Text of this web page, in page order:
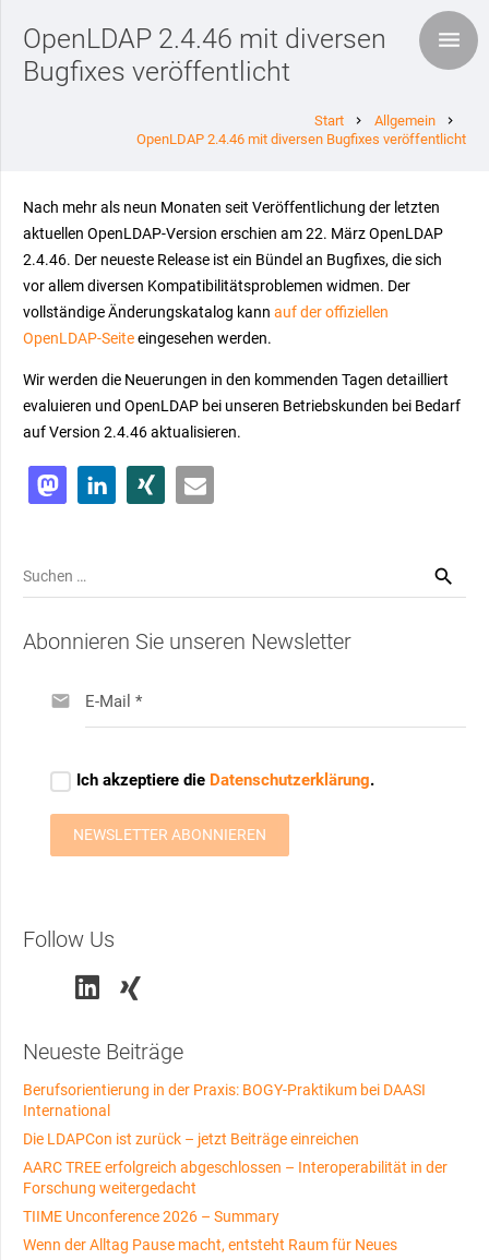
OpenLDAP 2.4.46 mit diversen
Bugfixes veröffentlicht
Start chevron_right Allgemein chevron_right
OpenLDAP 2.4.46 mit diversen Bugfixes veröffentlicht
Nach mehr als neun Monaten seit Veröffentlichung der letzten
aktuellen OpenLDAP-Version erschien am 22. März OpenLDAP
2.4.46. Der neueste Release ist ein Bündel an Bugfixes, die sich
vor allem diversen Kompatibilitätsproblemen widmen. Der
vollständige Änderungskatalog kann auf der offiziellen
OpenLDAP-Seiteeingesehen werden.
Wir werden die Neuerungen in den kommenden Tagen detailliert
evaluieren und OpenLDAP bei unseren Betriebskunden bei Bedarf
auf Version 2.4.46 aktualisieren.
Suchen
nach:
Abonnieren Sie unseren Newsletter
Follow Us
Neueste Beiträge
Berufsorientierung in der Praxis: BOGY-Praktikum bei DAASI
International
Die LDAPCon ist zurück – jetzt Beiträge einreichen
AARC TREE erfolgreich abgeschlossen – Interoperabilität in der
Forschung weitergedacht
TIIME Unconference 2026 – Summary
Wenn der Alltag Pause macht, entsteht Raum für Neues